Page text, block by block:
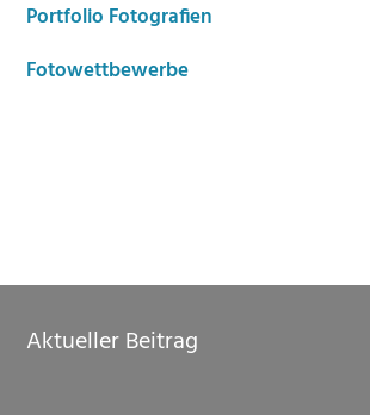
Portfolio Fotografien
Fotowettbewerbe
Footer
Aktueller Beitrag